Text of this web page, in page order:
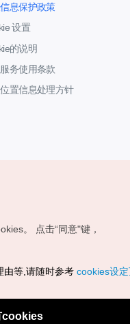
息保护政策
设置
的说明
务使用条款
置信息处理方针
所有
。
点击“同意"键，
由等,请随时参考 cookies设
cookies